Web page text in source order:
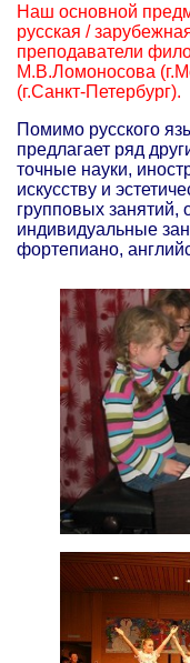
Наш основной
русская /
преподаватели
М.В.Ломоносова
(г.Санкт-Петербург).
Помимо русского
предлагает ряд
точные науки,
искусству и
групповых занятий,
индивидуальные
фортепиано,